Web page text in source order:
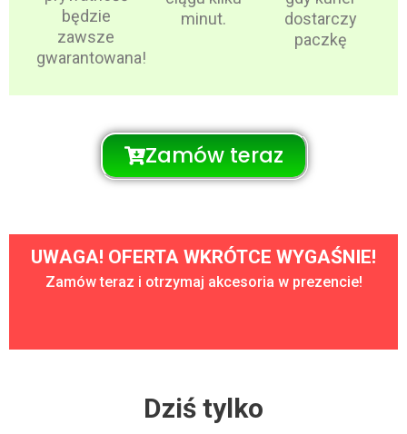
będzie
zawsze
gwarantowana!
minut.
dostarczy
paczkę
Zamów teraz
UWAGA! OFERTA WKRÓTCE WYGAŚNIE!
Zamów teraz i otrzymaj akcesoria w prezencie!
Dziś tylko